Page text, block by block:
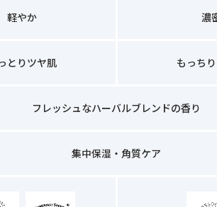
軽やか 濃
とりツヤ肌 もっち
フレッシュなハーバルブレンドの香り
集中保湿・角質ケア